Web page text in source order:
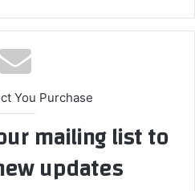
You Purchase
mailing list to
updates!